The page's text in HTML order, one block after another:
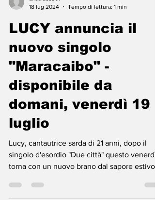
18 lug 2024
Tempo di lettura: 1 min
LUCY annuncia il
nuovo singolo
"Maracaibo" -
disponibile da
domani, venerdì 19
luglio
Lucy, cantautrice sarda di 21 anni, dopo il
singolo d'esordio "Due città" questo venerdì
torna con un nuovo brano dal sapore